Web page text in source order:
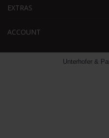
EXTRAS
ACCOUNT
Unterhofer &